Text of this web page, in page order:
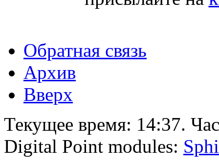
Обратная связь
Архив
Вверх
Текущее время: 14:37.
Digital Point modules: